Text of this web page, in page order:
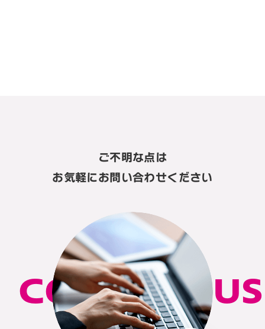
ご不明な点は
お気軽にお問い合わせください
CONTACT US